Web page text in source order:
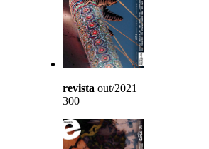
revista out/2021
300